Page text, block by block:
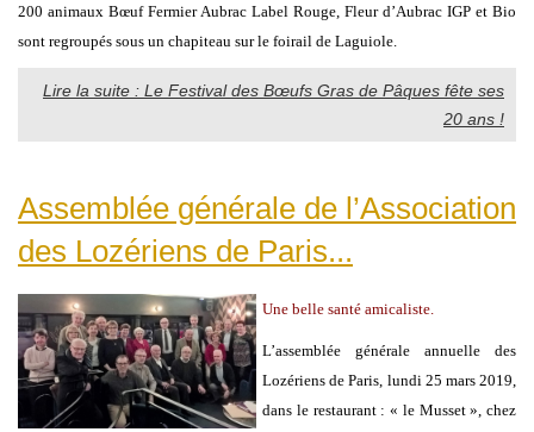
200 animaux Bœuf Fermier Aubrac Label Rouge, Fleur d’Aubrac IGP et Bio
sont regroupés sous un chapiteau sur le foirail de Laguiole.
Lire la suite : Le Festival des Bœufs Gras de Pâques fête ses
20 ans !
Assemblée générale de l’Association
des Lozériens de Paris...
Une belle santé amicaliste.
L’assemblée générale annuelle des
Lozériens de Paris, lundi 25 mars 2019,
dans le restaurant : « le Musset », chez